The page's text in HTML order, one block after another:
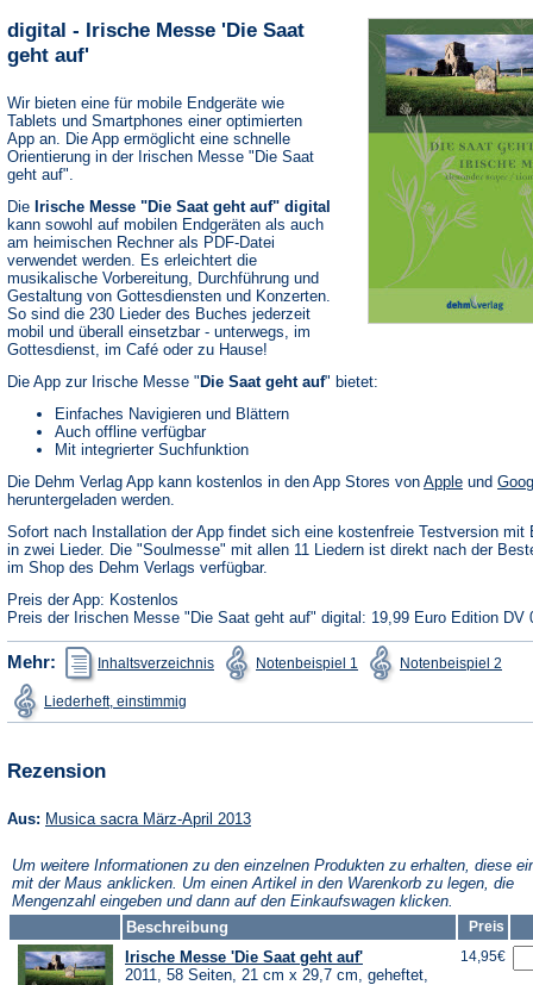
digital - Irische Messe 'Die Saat
geht auf'
Wir bieten eine für mobile Endgeräte wie
Tablets und Smartphones einer optimierten
App an. Die App ermöglicht eine schnelle
Orientierung in der Irischen Messe "Die Saat
geht auf".
Die Irische Messe "Die Saat geht auf" digital
kann sowohl auf mobilen Endgeräten als auch
am heimischen Rechner als PDF-Datei
verwendet werden. Es erleichtert die
musikalische Vorbereitung, Durchführung und
Gestaltung von Gottesdiensten und Konzerten.
So sind die 230 Lieder des Buches jederzeit
mobil und überall einsetzbar - unterwegs, im
Gottesdienst, im Café oder zu Hause!
Die App zur Irische Messe " Die Saat geht auf" bietet:
Einfaches Navigieren und Blättern
Auch offline verfügbar
Mit integrierter Suchfunktion
Die Dehm Verlag App kann kostenlos in den App Stores von Apple(Öffnet
neuen
Tab)
und
heruntergeladen werden.
Sofort nach Installation der App findet sich eine kostenfreie Testversion mit
in zwei Lieder. Die "Soulmesse" mit allen 11 Liedern ist direkt nach der
im Shop des Dehm Verlags verfügbar.
Preis der App: Kostenlos
Preis der Irischen Messe "Die Saat geht auf" digital: 19,99 Euro Edition DV
Mehr: Inhaltsverzeichnis
(Öffnet
in
einem
Tab)
Notenbeispiel 1
(Öffnet
in
einem
Tab)
Notenbeispiel 2in
Tab)
Liederheft, einstimmig
einem
Rezension
Aus: Musica sacra März-April 2013(Öffnet
neuen
Tab)
Um weitere Informationen zu den einzelnen Produkten zu erhalten, diese
mit der Maus anklicken. Um einen Artikel in den Warenkorb zu legen, die
Mengenzahl eingeben und dann auf den Einkaufswagen klicken.
Beschreibung
Preis
Irische Messe 'Die Saat geht auf'
2011, 58 Seiten, 21 cm x 29,7 cm, geheftet,
14,95€